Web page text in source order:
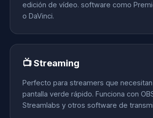
edición de vídeo. software como
o DaVinci.
📺 Streaming
Perfecto para streamers que
pantalla verde rápido. Funciona con
Streamlabs y otros software de